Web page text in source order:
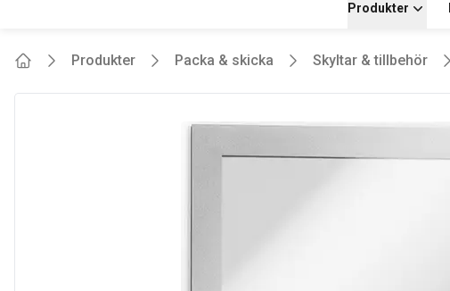
Produkter
Produkter Packa & skicka Skyltar & tillbehör